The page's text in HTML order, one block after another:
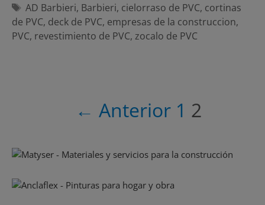
Etiquetas
AD Barbieri, Barbieri, cielorraso de PVC, cortinas
de PVC, deck de PVC, empresas de la construccion,
PVC, revestimiento de PVC, zocalo de PVC
← Anterior 1 2